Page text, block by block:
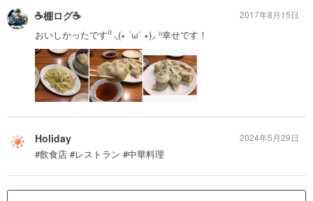
☕️棚ログ☕️
おいしかったです⁽⁽ ◟(∗ ˊωˋ ∗)◞ ⁾⁾幸せです！
2017年8月15日
Holiday
#飲食店 #レストラン #中華料理
2024年5月29日